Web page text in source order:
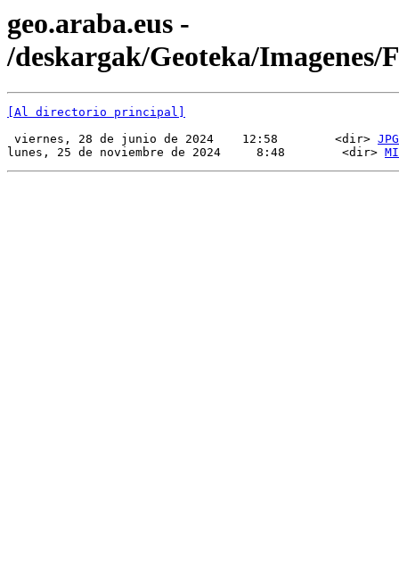
geo.araba.eus -
/deskargak/Geoteka/Imagenes/
[Al directorio principal]
viernes, 28 de junio de 2024    12:58        <dir> JPG
lunes, 25 de noviembre de 2024     8:48        <dir>